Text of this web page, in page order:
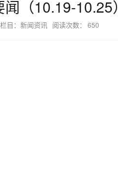
（10.19-10.25）
栏目：新闻资讯 阅读次数： 650